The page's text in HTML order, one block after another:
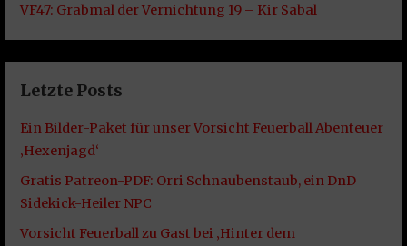
VF47: Grabmal der Vernichtung 19 – Kir Sabal
Letzte Posts
Ein Bilder-Paket für unser Vorsicht Feuerball Abenteuer
‚Hexenjagd‘
Gratis Patreon-PDF: Orri Schnaubenstaub, ein DnD
Sidekick-Heiler NPC
Vorsicht Feuerball zu Gast bei ‚Hinter dem